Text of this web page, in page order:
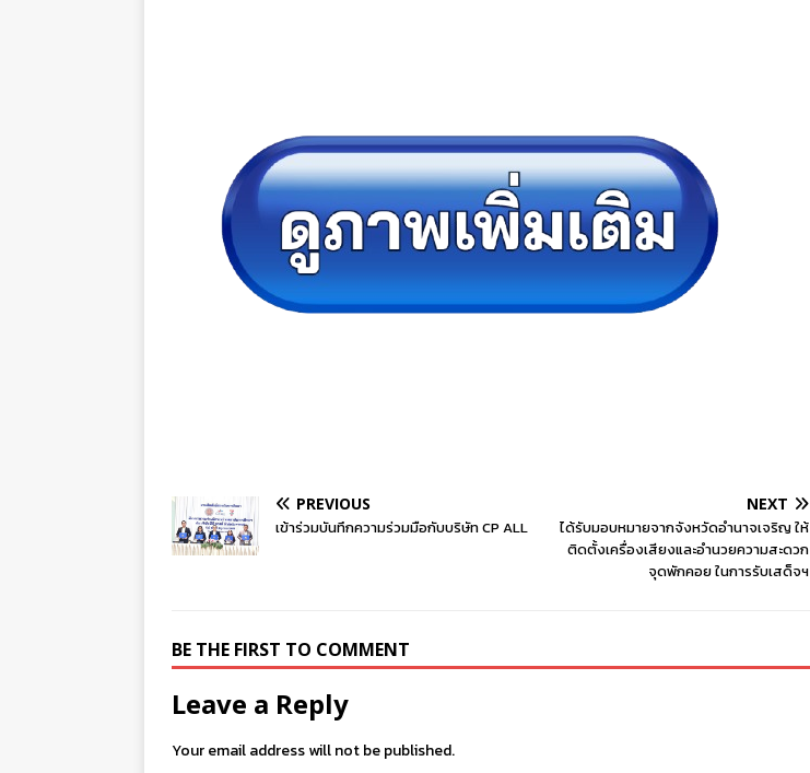
PREVIOUS
เข้าร่วมบันทึกความร่วมมือกับบริษัท CP ALL
NEXT
ได้รับมอบหมายจากจังหวัดอำนาจเจริญ ให้
ติดตั้งเครื่องเสียงและอำนวยความสะดวก
จุดพักคอย ในการรับเสด็จฯ
BE THE FIRST TO COMMENT
Leave a Reply
Your email address will not be published.